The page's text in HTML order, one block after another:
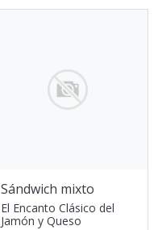
Sándwich mixto
El Encanto Clásico del
Jamón y Queso